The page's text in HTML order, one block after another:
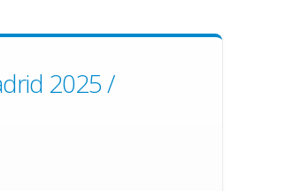
2025 /